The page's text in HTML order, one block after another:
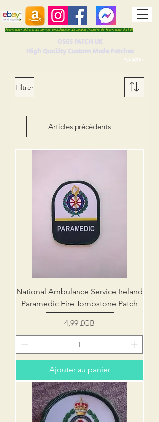
Fournisseur officiel du service ambulancier de Londres (numéro de fournisseur 5410)
Est 2016.
Filtrer
Articles précédents
National Ambulance Service Ireland
Paramedic Eire Tombstone Patch
Prix
4,99 £GB
Ajouter au panier